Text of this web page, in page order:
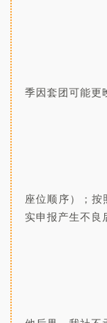
季因套团可能更
座位顺序）；
实申报产生不良